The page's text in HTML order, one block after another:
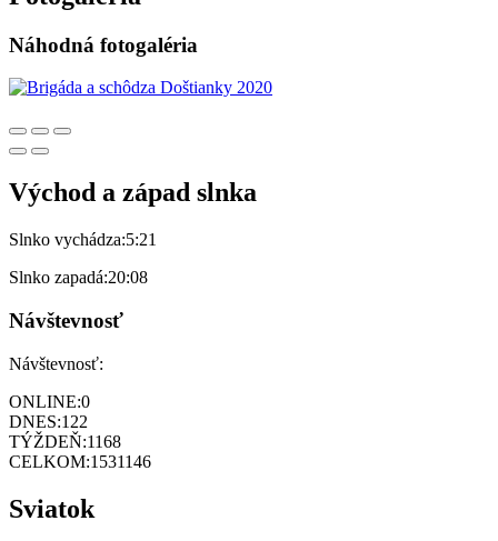
Náhodná fotogaléria
Východ a západ slnka
Slnko vychádza:5:21
Slnko zapadá:20:08
Návštevnosť
Návštevnosť:
ONLINE:0
DNES:122
TÝŽDEŇ:1168
CELKOM:1531146
Sviatok